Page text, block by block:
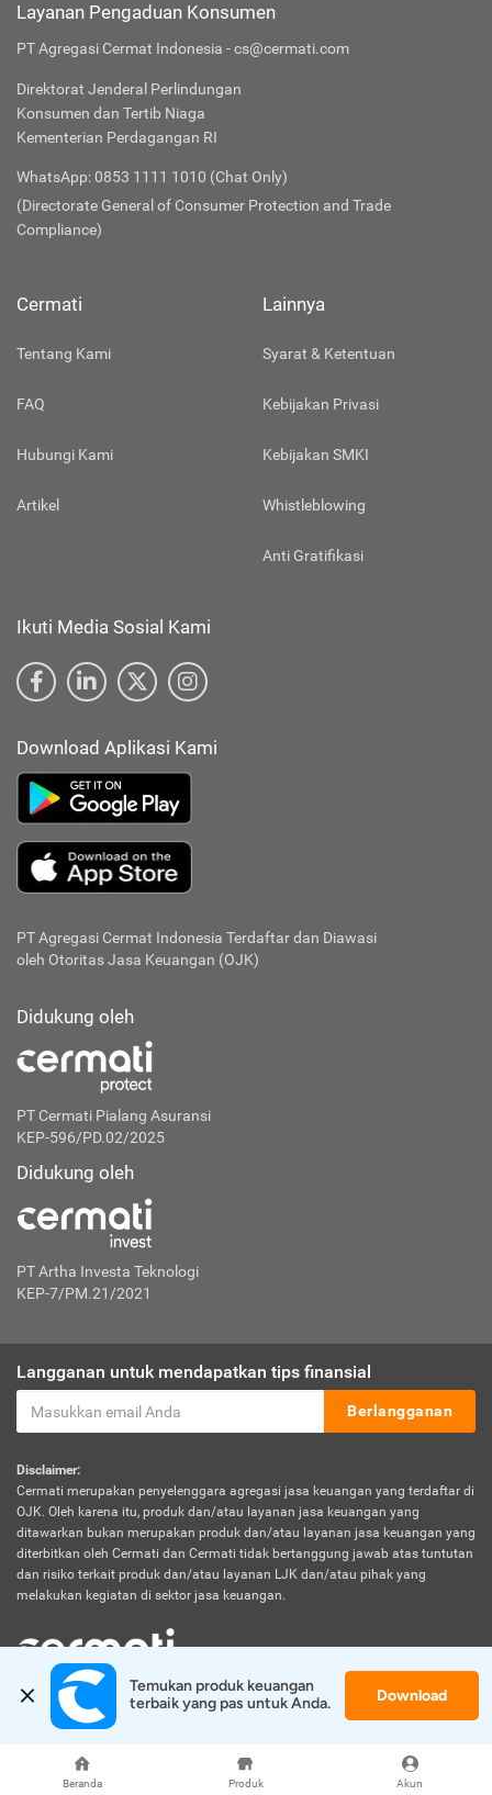
Beranda Produk Akun
Layanan Pengaduan Konsumen
PT Agregasi Cermat Indonesia - cs@cermati.com
Direktorat Jenderal Perlindungan
Konsumen dan Tertib Niaga
Kementerian Perdagangan RI
WhatsApp: 0853 1111 1010 (Chat Only)
(Directorate General of Consumer Protection and Trade
Compliance)
Cermati
Tentang Kami
FAQ
Hubungi Kami
Artikel
Lainnya
Syarat & Ketentuan
Kebijakan Privasi
Kebijakan SMKI
Whistleblowing
Anti Gratifikasi
Ikuti Media Sosial Kami
Download Aplikasi Kami
PT Agregasi Cermat Indonesia Terdaftar dan Diawasi
oleh Otoritas Jasa Keuangan (OJK)
Didukung oleh
PT Cermati Pialang Asuransi
KEP-596/PD.02/2025
Didukung oleh
PT Artha Investa Teknologi
KEP-7/PM.21/2021
Langganan untuk mendapatkan tips finansial
Berlangganan
Disclaimer:
Cermati merupakan penyelenggara agregasi jasa keuangan yang terdaftar di
OJK. Oleh karena itu, produk dan/atau layanan jasa keuangan yang
ditawarkan bukan merupakan produk dan/atau layanan jasa keuangan yang
diterbitkan oleh Cermati dan Cermati tidak bertanggung jawab atas tuntutan
dan risiko terkait produk dan/atau layanan LJK dan/atau pihak yang
melakukan kegiatan di sektor jasa keuangan.
© 2026 Cermati. All Rights Reserved.
Temukan produk keuangan
terbaik yang pas untuk Anda.
Download